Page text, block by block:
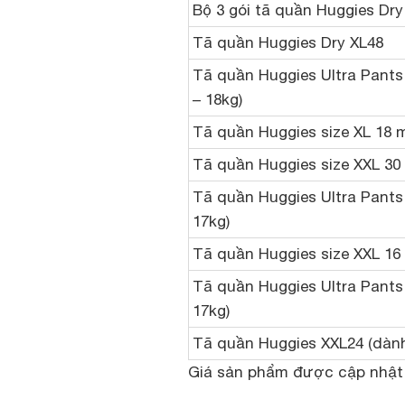
Bộ 3 gói tã quần Huggies Dry
Tã quần Huggies Dry XL48
Tã quần Huggies Ultra
– 18kg)
Tã quần Huggies size XL 18
Tã quần Huggies size XXL
Tã quần Huggies Ultra
17kg)
Tã quần Huggies size XXL
Tã quần Huggies Ultra
17kg)
Tã quần Huggies XXL24
Giá sản phẩm được cập